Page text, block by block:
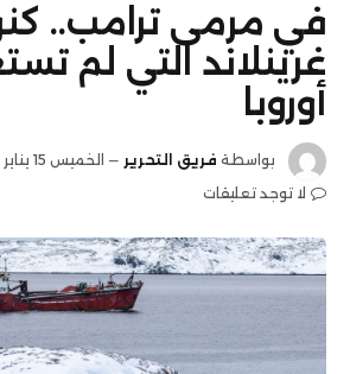
في مرمى ترامب..
غرينلاند التي لم
أوروبا
بواسطة فريق التحرير
الخميس 15 يناير 8:40 ص
لا توجد تعليقات